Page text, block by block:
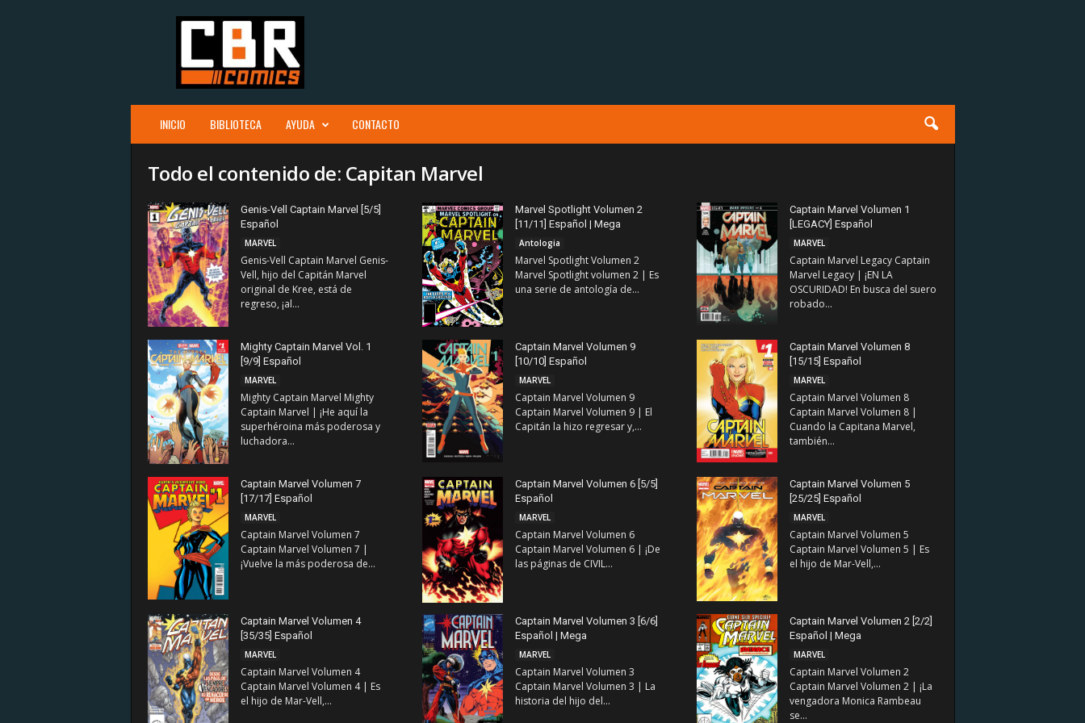
INICIO BIBLIOTECA AYUDA CONTACTO
Todo el contenido de: Capitan Marvel
Genis-Vell Captain Marvel [5/5]
Español
MARVEL
Genis-Vell Captain Marvel Genis-
Vell, hijo del Capitán Marvel
original de Kree, está de
regreso, ¡al...
Marvel Spotlight Volumen 2
[11/11] Español | Mega
Antologia
Marvel Spotlight Volumen 2
Marvel Spotlight volumen 2 | Es
una serie de antología de...
Captain Marvel Volumen 1
[LEGACY] Español
MARVEL
Captain Marvel Legacy Captain
Marvel Legacy | ¡EN LA
OSCURIDAD! En busca del suero
robado...
Mighty Captain Marvel Vol. 1
[9/9] Español
MARVEL
Mighty Captain Marvel Mighty
Captain Marvel | ¡He aquí la
superhéroina más poderosa y
luchadora...
Captain Marvel Volumen 9
[10/10] Español
MARVEL
Captain Marvel Volumen 9
Captain Marvel Volumen 9 | El
Capitán la hizo regresar y,...
Captain Marvel Volumen 8
[15/15] Español
MARVEL
Captain Marvel Volumen 8
Captain Marvel Volumen 8 |
Cuando la Capitana Marvel,
también...
Captain Marvel Volumen 7
[17/17] Español
MARVEL
Captain Marvel Volumen 7
Captain Marvel Volumen 7 |
¡Vuelve la más poderosa de...
Captain Marvel Volumen 6 [5/5]
Español
MARVEL
Captain Marvel Volumen 6
Captain Marvel Volumen 6 | ¡De
las páginas de CIVIL...
Captain Marvel Volumen 5
[25/25] Español
MARVEL
Captain Marvel Volumen 5
Captain Marvel Volumen 5 | Es
el hijo de Mar-Vell,...
Captain Marvel Volumen 4
[35/35] Español
MARVEL
Captain Marvel Volumen 4
Captain Marvel Volumen 4 | Es
el hijo de Mar-Vell,...
Captain Marvel Volumen 3 [6/6]
Español | Mega
MARVEL
Captain Marvel Volumen 3
Captain Marvel Volumen 3 | La
historia del hijo del...
Captain Marvel Volumen 2 [2/2]
Español | Mega
MARVEL
Captain Marvel Volumen 2
Captain Marvel Volumen 2 | ¡La
vengadora Monica Rambeau
se...